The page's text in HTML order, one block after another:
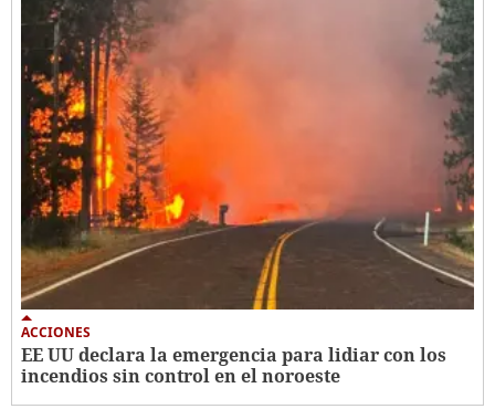
ACCIONES
EE UU declara la emergencia para lidiar con los
incendios sin control en el noroeste